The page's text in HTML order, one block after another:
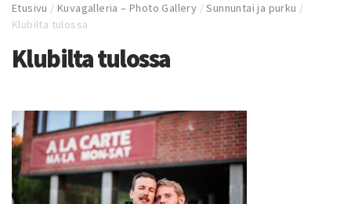
Etusivu /Kuvagalleria – Photo Gallery /Sunnuntai ja purku /
Klubilta tulossa
Klubilta tulossa